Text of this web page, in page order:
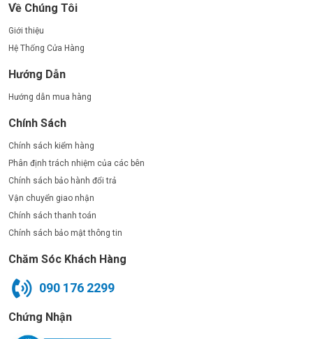
Về Chúng Tôi
Giới thiệu
Hệ Thống Cửa Hàng
Hướng Dẫn
Hướng dẫn mua hàng
Chính Sách
Chính sách kiểm hàng
Phân định trách nhiệm của các bên
Chính sách bảo hành đổi trả
Vận chuyển giao nhận
Chính sách thanh toán
Chính sách bảo mật thông tin
Chăm Sóc Khách Hàng
090 176 2299
Chứng Nhận